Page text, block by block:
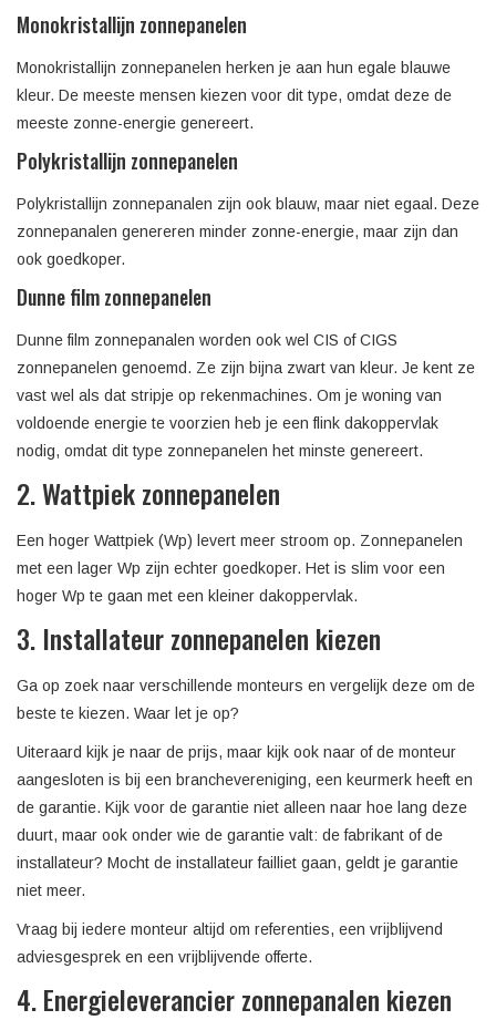
Monokristallijn zonnepanelen
Monokristallijn zonnepanelen herken je aan hun egale blauwe
kleur. De meeste mensen kiezen voor dit type, omdat deze de
meeste zonne-energie genereert.
Polykristallijn zonnepanelen
Polykristallijn zonnepanalen zijn ook blauw, maar niet egaal. Deze
zonnepanalen genereren minder zonne-energie, maar zijn dan
ook goedkoper.
Dunne film zonnepanelen
Dunne film zonnepanalen worden ook wel CIS of CIGS
zonnepanelen genoemd. Ze zijn bijna zwart van kleur. Je kent ze
vast wel als dat stripje op rekenmachines. Om je woning van
voldoende energie te voorzien heb je een flink dakoppervlak
nodig, omdat dit type zonnepanelen het minste genereert.
2. Wattpiek zonnepanelen
Een hoger Wattpiek (Wp) levert meer stroom op. Zonnepanelen
met een lager Wp zijn echter goedkoper. Het is slim voor een
hoger Wp te gaan met een kleiner dakoppervlak.
3. Installateur zonnepanelen kiezen
Ga op zoek naar verschillende monteurs en vergelijk deze om de
beste te kiezen. Waar let je op?
Uiteraard kijk je naar de prijs, maar kijk ook naar of de monteur
aangesloten is bij een branchevereniging, een keurmerk heeft en
de garantie. Kijk voor de garantie niet alleen naar hoe lang deze
duurt, maar ook onder wie de garantie valt: de fabrikant of de
installateur? Mocht de installateur failliet gaan, geldt je garantie
niet meer.
Vraag bij iedere monteur altijd om referenties, een vrijblijvend
adviesgesprek en een vrijblijvende offerte.
4. Energieleverancier zonnepanalen kiezen